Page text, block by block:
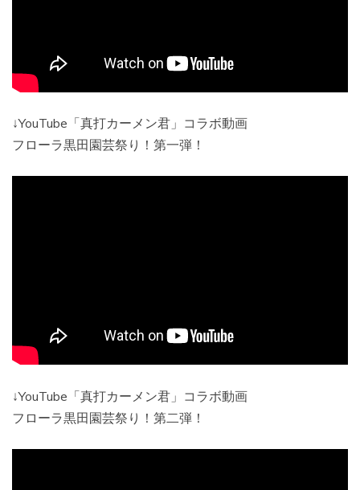
↓YouTube「真打カーメン君」コラボ動画
フローラ黒田園芸祭り！第一弾！
↓YouTube「真打カーメン君」コラボ動画
フローラ黒田園芸祭り！第二弾！